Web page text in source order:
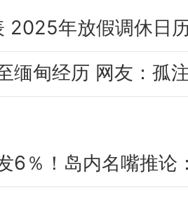
6％！岛内名嘴推论：